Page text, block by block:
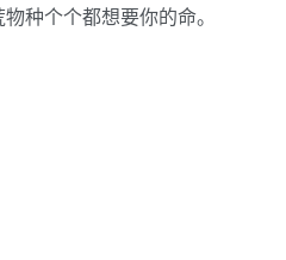
种个个都想要你的命。